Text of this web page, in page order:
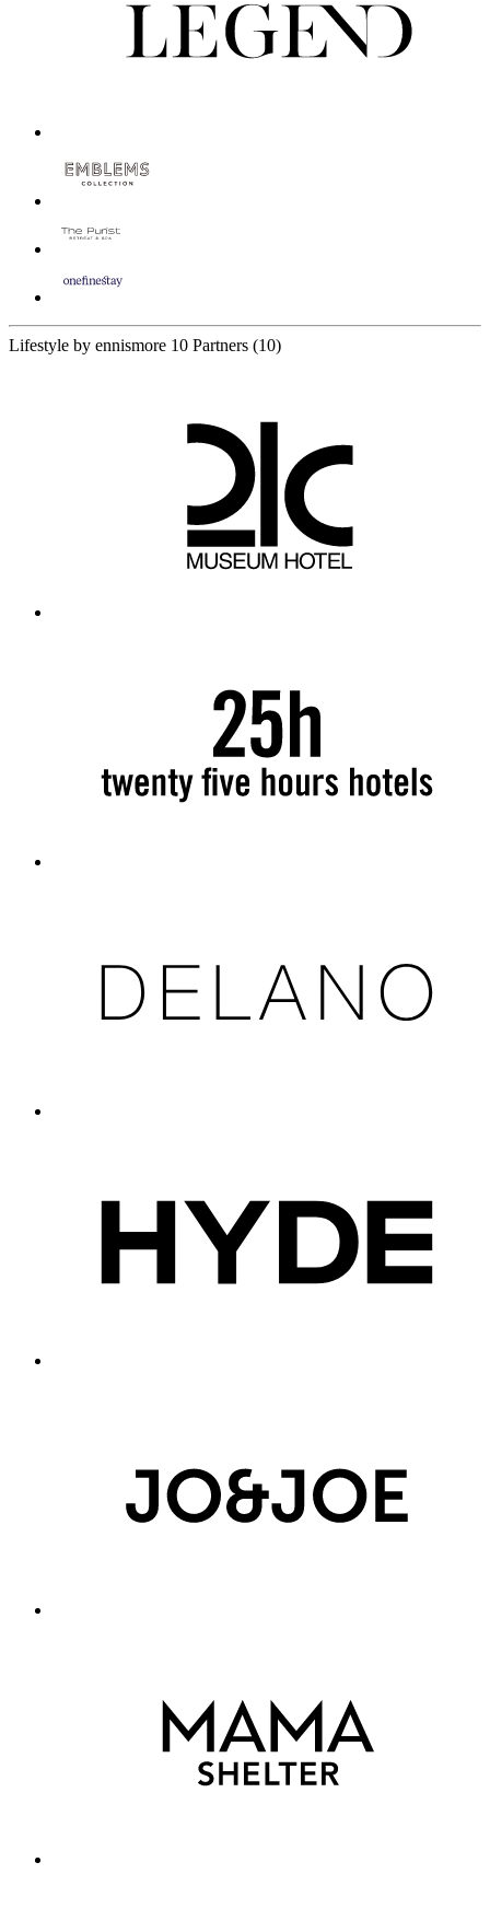
Lifestyle by ennismore 10 Partners (10)